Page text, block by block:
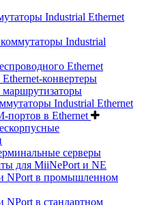
Industrial Ethernet
Industrial
Ethernet
конвертеры
Industrial Ethernet
портов в Ethernet
серверы
для MiiNePort и NE
NPort в промышленном
NPort в стандартном